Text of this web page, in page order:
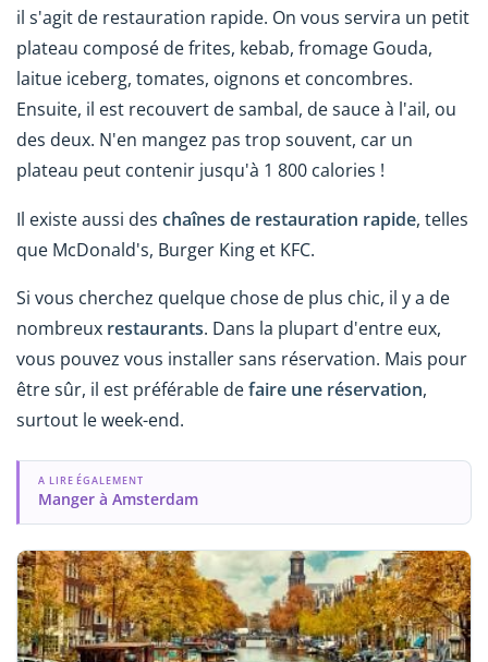
il s'agit de restauration rapide. On vous servira un petit
plateau composé de frites, kebab, fromage Gouda,
laitue iceberg, tomates, oignons et concombres.
Ensuite, il est recouvert de sambal, de sauce à l'ail, ou
des deux. N'en mangez pas trop souvent, car un
plateau peut contenir jusqu'à 1 800 calories !
Il existe aussi des chaînes de restauration rapide, telles
que McDonald's, Burger King et KFC.
Si vous cherchez quelque chose de plus chic, il y a de
nombreux restaurants. Dans la plupart d'entre eux,
vous pouvez vous installer sans réservation. Mais pour
être sûr, il est préférable defaire une réservation,
surtout le week-end.
A LIRE ÉGALEMENT
Manger à Amsterdam